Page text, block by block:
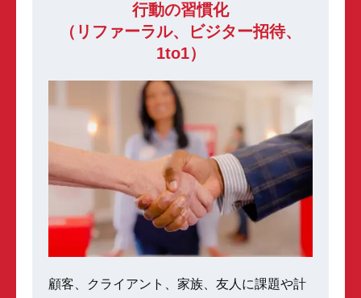
行動の習慣化
（リファーラル、ビジター招待、
1to1）
顧客、クライアント、家族、友人に課題や計